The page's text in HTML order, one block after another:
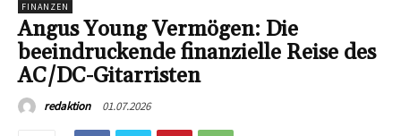
FINANZEN
Angus Young Vermögen: Die
beeindruckende finanzielle Reise des
AC/DC-Gitarristen
redaktion 01.07.2026